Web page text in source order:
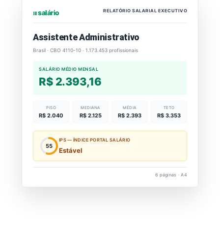
⏐⏐⏐ salário RELATÓRIO SALARIAL EXECUTIVO
Assistente Administrativo
Brasil · CBO 4110-10 · 1.173.453 profissionais
SALÁRIO MÉDIO MENSAL
R$ 2.393,16
PISO
R$ 2.040
MEDIANA
R$ 2.125
MÉDIA
R$ 2.393
TETO
R$ 3.353
55
IPS — ÍNDICE PORTAL SALÁRIO
Estável
6 páginas · A4